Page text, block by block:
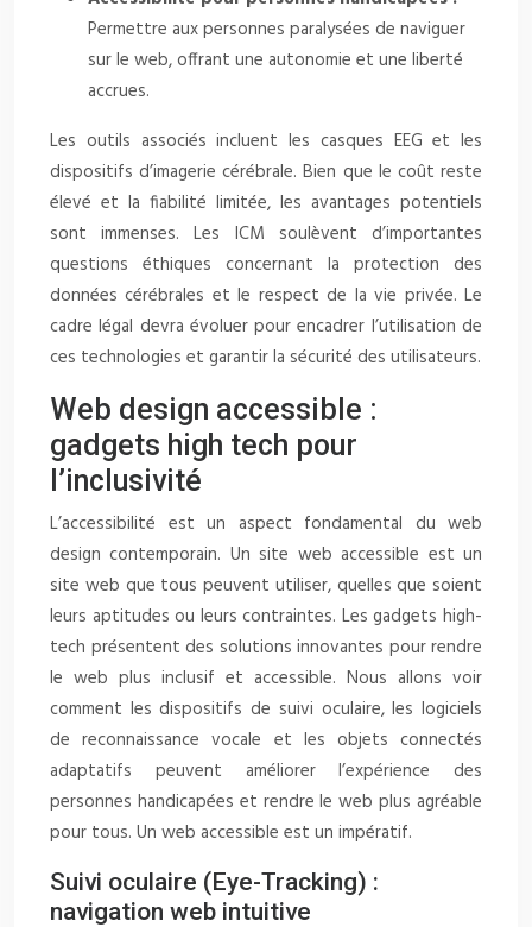
Permettre aux personnes paralysées de naviguer
sur le web, offrant une autonomie et une liberté
accrues.
Les outils associés incluent les casques EEG et les
dispositifs d’imagerie cérébrale. Bien que le coût reste
élevé et la fiabilité limitée, les avantages potentiels
sont immenses. Les ICM soulèvent d’importantes
questions éthiques concernant la protection des
données cérébrales et le respect de la vie privée. Le
cadre légal devra évoluer pour encadrer l’utilisation de
ces technologies et garantir la sécurité des utilisateurs.
Web design accessible :
gadgets high tech pour
l’inclusivité
L’accessibilité est un aspect fondamental du web
design contemporain. Un site web accessible est un
site web que tous peuvent utiliser, quelles que soient
leurs aptitudes ou leurs contraintes. Les gadgets high-
tech présentent des solutions innovantes pour rendre
le web plus inclusif et accessible. Nous allons voir
comment les dispositifs de suivi oculaire, les logiciels
de reconnaissance vocale et les objets connectés
adaptatifs peuvent améliorer l’expérience des
personnes handicapées et rendre le web plus agréable
pour tous. Un web accessible est un impératif.
Suivi oculaire (Eye-Tracking) :
navigation web intuitive